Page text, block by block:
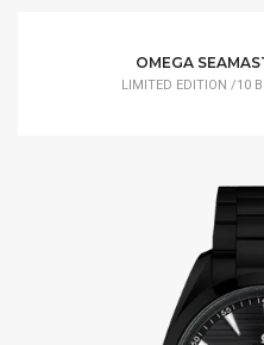
OMEGA
LIMITED EDITION /10